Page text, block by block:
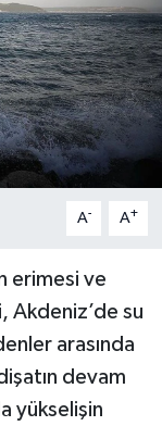
A- A+
erimesi ve
Akdeniz’de su
arasında
devam
yükselişin